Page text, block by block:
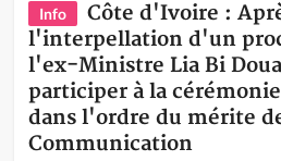
Info
Côte d'Ivoire :
l'interpellation d'un
l'ex-Ministre Lia Bi
participer à la
dans l'ordre du mérite
Communication